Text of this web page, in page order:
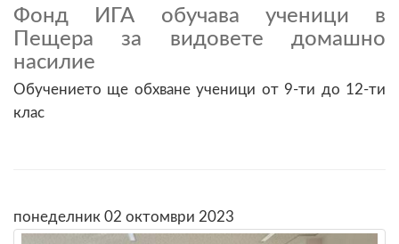
Фонд ИГА обучава ученици в
Пещера за видовете домашно
насилие
Обучението ще обхване ученици от 9-ти до 12-ти
клас
понеделник 02 октомври 2023